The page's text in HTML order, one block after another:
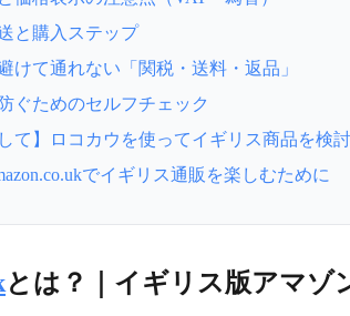
と購入ステップ
けて通れない「関税・送料・返品」
ぐためのセルフチェック
て】ロコカウを使ってイギリス商品を検
でイギリス通販を楽しむために
とは？｜イギリス版アマゾ